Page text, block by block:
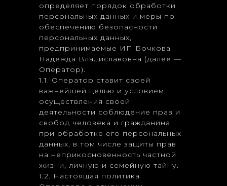
определяет порядок обработки
персональных данных и меры по
обеспечению безопасности
персональных данных,
предпринимаемые ИП Бочкова
Надежда Владиславовна (далее —
Оператор).
1.1. Оператор ставит своей
важнейшей целью и условием
осуществления своей
деятельности соблюдение прав и
свобод человека и гражданина
при обработке его персональных
данных, в том числе защиты прав
на неприкосновенность частной
жизни, личную и семейную тайну.
1.2. Настоящая политика